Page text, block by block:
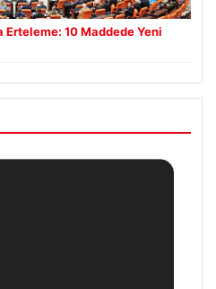
10 Maddede Yeni